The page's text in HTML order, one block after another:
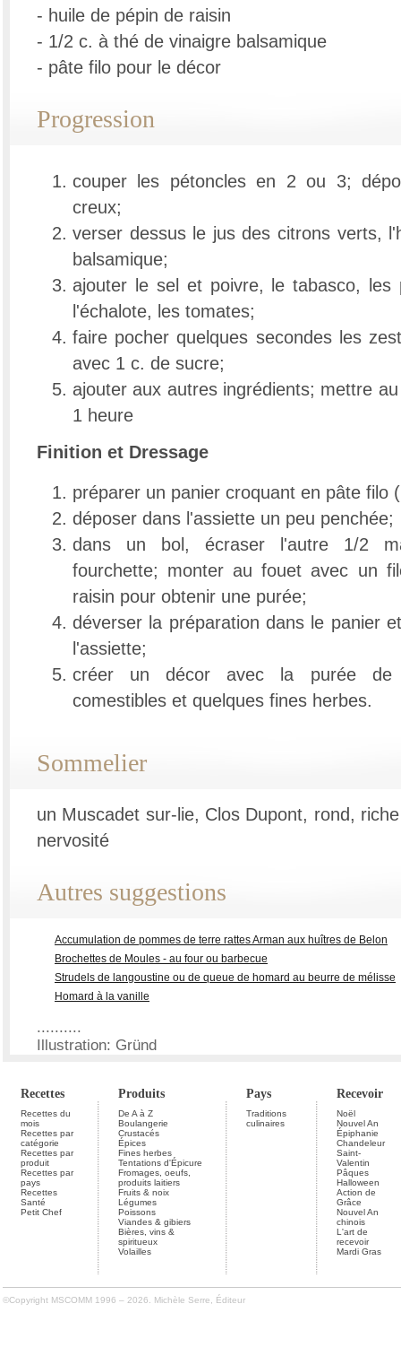
- huile de pépin de raisin
- 1/2 c. à thé de vinaigre balsamique
- pâte filo pour le décor
Progression
couper les pétoncles en 2 ou 3;
creux;
verser dessus le jus des citrons verts,
balsamique;
ajouter le sel et poivre, le tabasco, les
l'échalote, les tomates;
faire pocher quelques secondes les
avec 1 c. de sucre;
ajouter aux autres ingrédients; mettre
1 heure
Finition et Dressage
préparer un panier croquant en pâte filo
déposer dans l'assiette un peu penchée;
dans un bol, écraser l'autre 1/2
fourchette; monter au fouet avec un
raisin pour obtenir une purée;
déverser la préparation dans le panier
l'assiette;
créer un décor avec la purée de
comestibles et quelques fines herbes.
Sommelier
un Muscadet sur-lie, Clos Dupont, rond,
nervosité
Autres suggestions
Accumulation de pommes de terre rattes Arman aux huîtres de Belon
Brochettes de Moules - au four ou barbecue
Strudels de langoustine ou de queue de homard au beurre de mélisse
Homard à la vanille
..........
Illustration: Gründ
Recettes Produits Pays Recevoir
Recettes du
mois
Recettes par
catégorie
Recettes par
produit
Recettes par
pays
Recettes
Santé
Petit Chef
De A à Z
Boulangerie
Crustacés
Épices
Fines herbes
Tentations d'Épicure
Fromages, oeufs,
produits laitiers
Fruits & noix
Légumes
Poissons
Viandes & gibiers
Bières, vins &
spiritueux
Volailles
Traditions
culinaires
Noël
Nouvel An
Épiphanie
Chandeleur
Saint-
Valentin
Pâques
Halloween
Action de
Grâce
Nouvel An
chinois
L'art de
recevoir
Mardi Gras
©Copyright MSCOMM 1996 – 2026. Michèle Serre, Éditeur